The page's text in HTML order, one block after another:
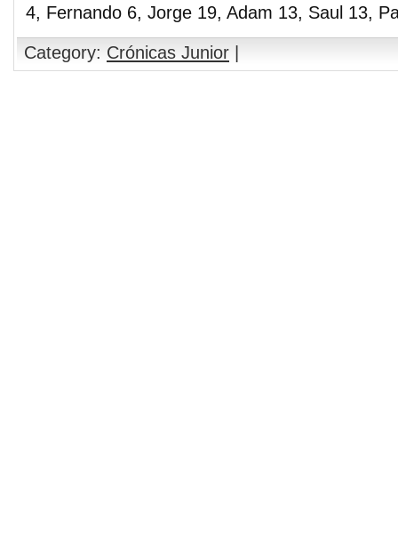
4, Fernando 6, Jorge 19, Adam 13, Saul 13,
Category: Crónicas Junior |